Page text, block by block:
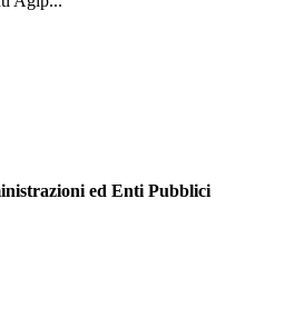
ed Enti Pubblici